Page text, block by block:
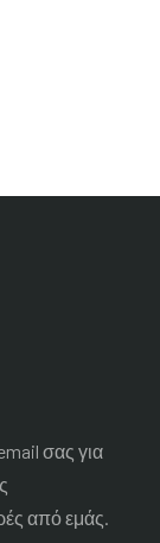
σας για
από εμάς.